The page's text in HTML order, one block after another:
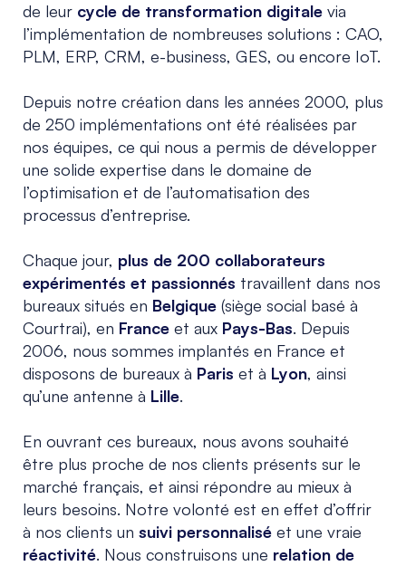
de leur cycle de transformation digitale via
l’implémentation de nombreuses solutions : CAO,
PLM, ERP, CRM, e-business, GES, ou encore IoT.
Depuis notre création dans les années 2000, plus
de 250 implémentations ont été réalisées par
nos équipes, ce qui nous a permis de développer
une solide expertise dans le domaine de
l’optimisation et de l’automatisation des
processus d’entreprise.
Chaque jour, plus de 200 collaborateurs
expérimentés et passionnés travaillent dans nos
bureaux situés en Belgique (siège social basé à
Courtrai), en France et aux Pays-Bas. Depuis
2006, nous sommes implantés en France et
disposons de bureaux à Paris et à Lyon, ainsi
qu’une antenne à Lille.
En ouvrant ces bureaux, nous avons souhaité
être plus proche de nos clients présents sur le
marché français, et ainsi répondre au mieux à
leurs besoins. Notre volonté est en effet d’offrir
à nos clients un suivi personnalisé et une vraie
réactivité. Nous construisons une relation de